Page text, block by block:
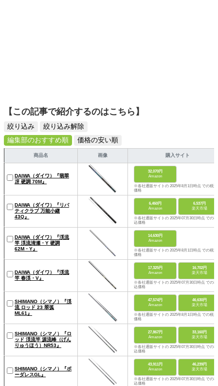
【この記事で紹介するのはこちら】
絞り込み
絞り込み解除
編集部のおすすめ順
価格の安い順
商品名 画像 購入サイト
DAIWA（ダイワ）『翡翠
冴 硬調 70M』
32,070円
Amazon
※各社通販サイトの 2025年8月1日時点 での税込
価格
DAIWA（ダイワ）『リバ
ティクラブ 万能小継
43Q』
6,460円
Amazon
6,537円
楽天市場
※各社通販サイトの 2025年07月30日時点 での税
込価格
DAIWA（ダイワ）『渓流
竿 渓流清瀬・Y 硬調
62M・Y』
14,630円
Amazon
※各社通販サイトの 2025年8月1日時点 での税込
価格
DAIWA（ダイワ）『渓流
竿 春渓・V』
17,325円
Amazon
16,702円
楽天市場
※各社通販サイトの 2025年07月30日時点 での税
込価格
SHIMANO（シマノ）『渓
流 ロッド 23 翠弧
ML61』
47,574円
Amazon
46,630円
楽天市場
※各社通販サイトの 2025年8月1日時点 での税込
価格
SHIMANO（シマノ）『ロ
ッド 渓流竿 源流峰（げん
りゅうほう）NR53』
27,867円
Amazon
33,160円
楽天市場
※各社通販サイトの 2025年07月30日時点 での税
込価格
SHIMANO（シマノ）『ボ
ーダレスGL』
43,911円
Amazon
46,239円
楽天市場
※各社通販サイトの 2025年07月30日時点 での税
込価格